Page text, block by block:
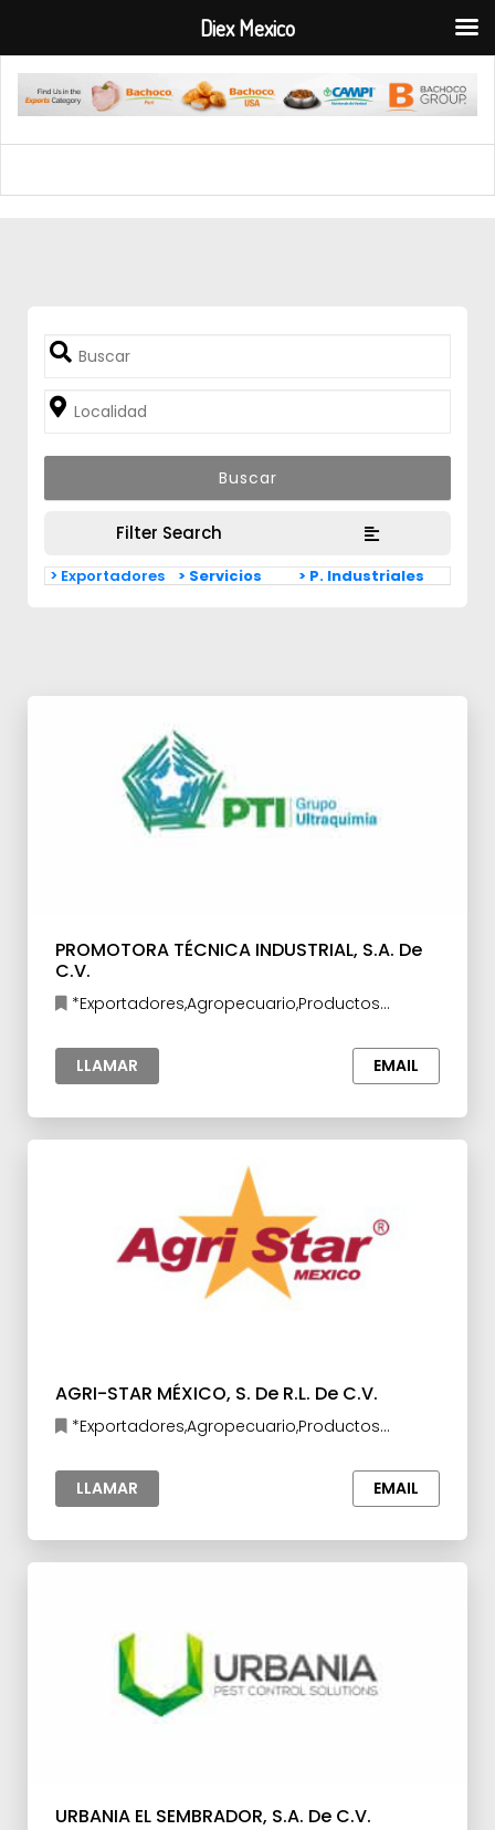
Filter Search
> Exportadores > Servicios > P. Industriales
PROMOTORA TÉCNICA INDUSTRIAL, S.A. De
C.V.
*Exportadores,Agropecuario,Productos
LLAMAR
EMAIL
AGRI-STAR MÉXICO, S. De R.L. De C.V.
*Exportadores,Agropecuario,Productos
LLAMAR
EMAIL
URBANIA EL SEMBRADOR, S.A. De C.V.
Diex Mexico